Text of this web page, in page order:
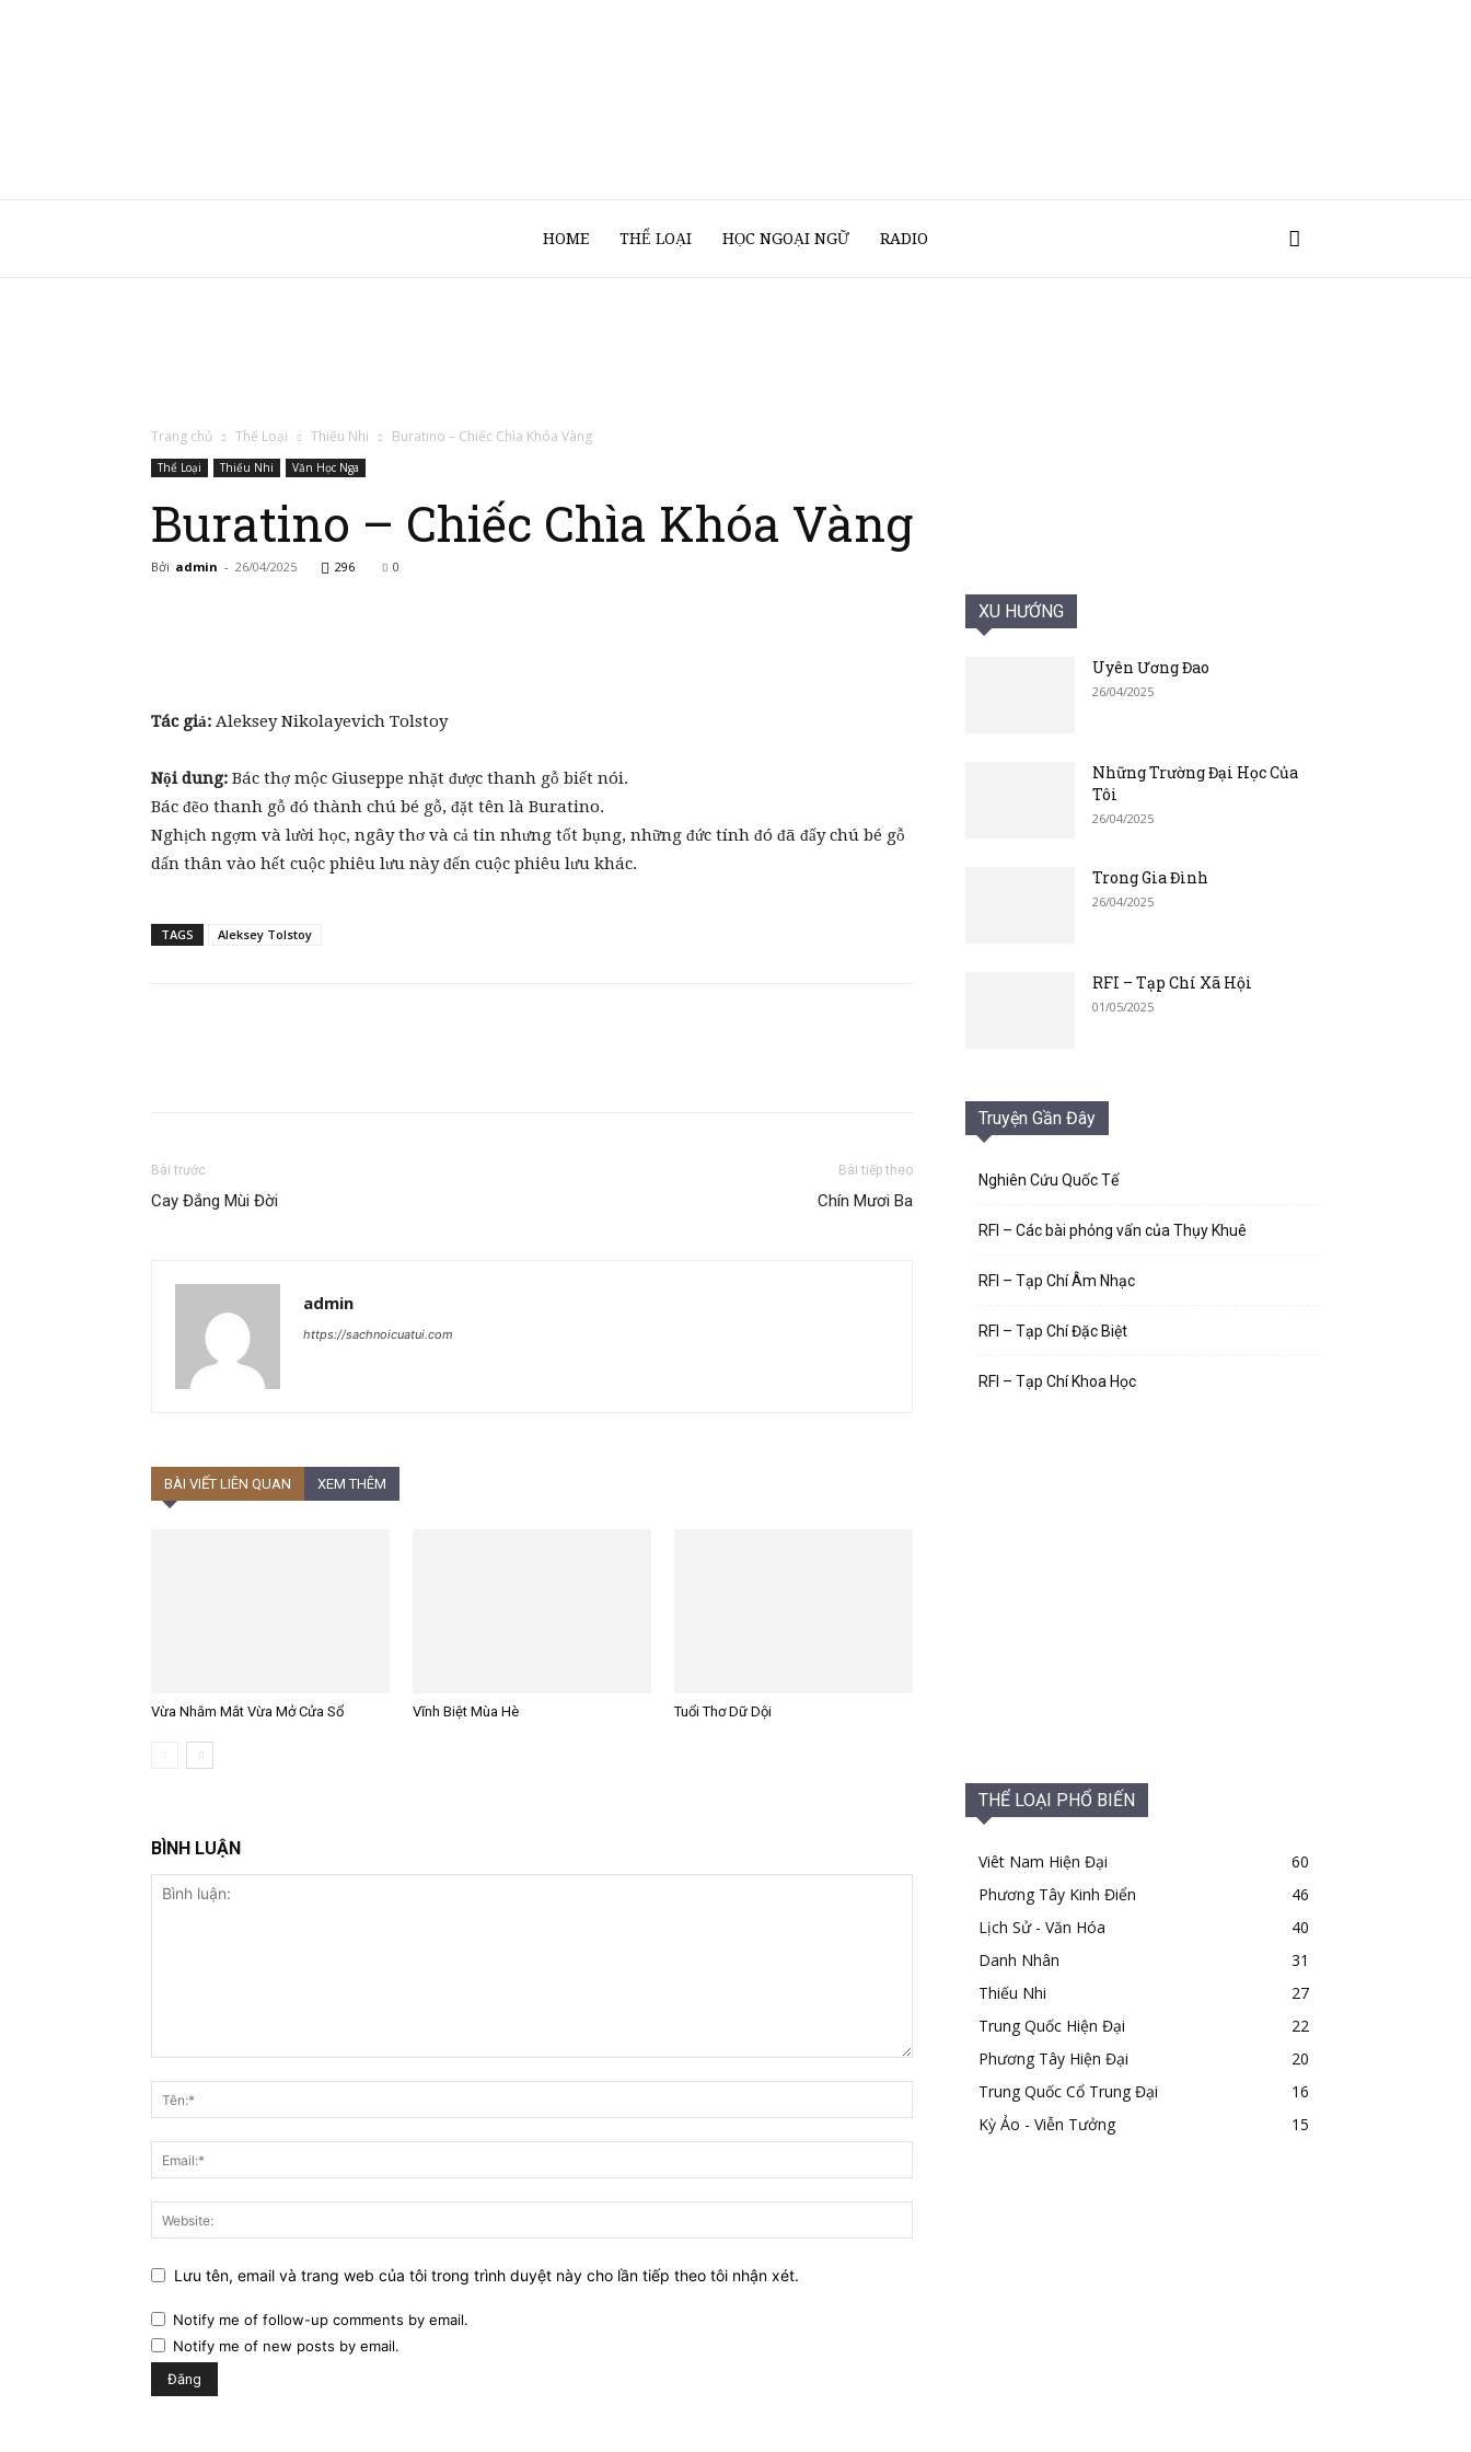
HOME THỂ LOẠI HỌC NGOẠI NGỮ RADIO
Trang chủ Thể Loại Thiếu Nhi Buratino – Chiếc Chìa Khóa Vàng
Thể Loại Thiếu Nhi Văn Học Nga
Buratino – Chiếc Chìa Khóa Vàng
Bởi admin - 26/04/2025 296 0
Tác giả: Aleksey Nikolayevich Tolstoy
Nội dung: Bác thợ mộc Giuseppe nhặt được thanh gỗ biết nói.
Bác đẽo thanh gỗ đó thành chú bé gỗ, đặt tên là Buratino.
Nghịch ngợm và lười học, ngây thơ và cả tin nhưng tốt bụng, những đức tính đó đã đẩy chú bé gỗ
dấn thân vào hết cuộc phiêu lưu này đến cuộc phiêu lưu khác.
TAGS Aleksey Tolstoy
Bài trước
Cay Đắng Mùi Đời
Bài tiếp theo
Chín Mươi Ba
admin
https://sachnoicuatui.com
BÀI VIẾT LIÊN QUAN XEM THÊM
Vừa Nhắm Mắt Vừa Mở Cửa Sổ Vĩnh Biệt Mùa Hè Tuổi Thơ Dữ Dội
BÌNH LUẬN
Lưu tên, email và trang web của tôi trong trình duyệt này cho lần tiếp theo tôi nhận xét.
Notify me of follow-up comments by email.
Notify me of new posts by email.
XU HƯỚNG
Uyên Ương Đao
26/04/2025
Những Trường Đại Học Của
Tôi
26/04/2025
Trong Gia Đình
26/04/2025
RFI – Tạp Chí Xã Hội
01/05/2025
Truyện Gần Đây
Nghiên Cứu Quốc Tế
RFI – Các bài phỏng vấn của Thụy Khuê
RFI – Tạp Chí Âm Nhạc
RFI – Tạp Chí Đặc Biệt
RFI – Tạp Chí Khoa Học
THỂ LOẠI PHỔ BIẾN
Viêt Nam Hiện Đại
60
Phương Tây Kinh Điển
46
Lịch Sử - Văn Hóa
40
Danh Nhân
31
Thiếu Nhi
27
Trung Quốc Hiện Đại
22
Phương Tây Hiện Đại
20
Trung Quốc Cổ Trung Đại
16
Kỳ Ảo - Viễn Tưởng
15